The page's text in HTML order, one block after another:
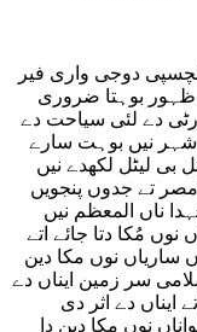
دوجی واری فیر
بوہتا ضروری
دے لئی سیاحت دے
نیں بوہت سارے
بی لیٹل لکھدے نیں
نیں مصر تے جدوں پنجویں
ناں المعظم نیں
مُکا دتا جائے اتے
ساریاں نوں مکا دین
سر زمین ایناں دے
ایناں دے اثر دی
نوں مکا دین دا